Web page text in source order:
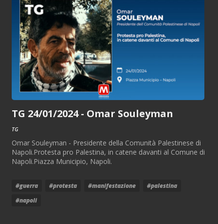
TG 24/01/2024 - Omar Souleyman
TG
Omar Souleyman - Presidente della Comunità Palestinese di
Napoli.Protesta pro Palestina, in catene davanti al Comune di
Napoli.Piazza Municipio, Napoli.
#guerra #protesta #manifestazione
#palestina
#napoli